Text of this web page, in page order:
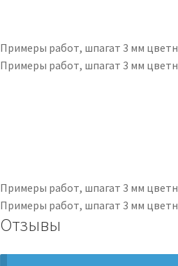
Примеры работ, шпагат 3 мм
Примеры работ, шпагат 3 мм
Примеры работ, шпагат 3 мм
Примеры работ, шпагат 3 мм
Отзывы